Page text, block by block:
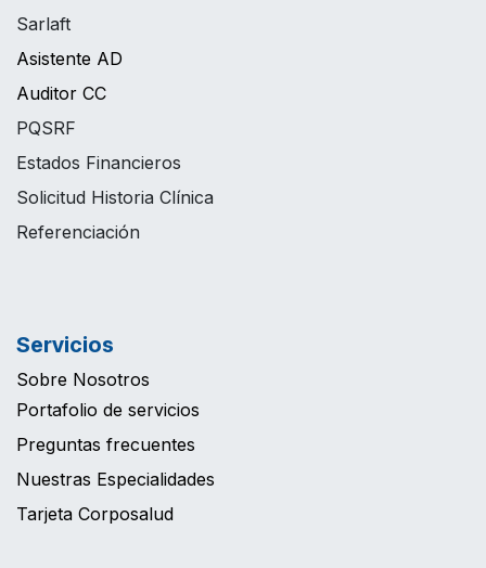
Sarlaft
Asistente AD
Auditor CC
PQSRF
Estados Financieros
Solicitud Historia Clínica
Referenciación
Servicios
Sobre Nosotros
Portafolio de servicios
Preguntas frecuentes
Nuestras Especialidades
Tarjeta Corposalud